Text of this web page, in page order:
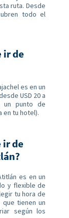
ruta. Desde
todo el
ir de
es en un
USD 20 a
un punto de
en tu hotel).
ir de
es en un
y flexible de
tu hora de
tienen un
según los